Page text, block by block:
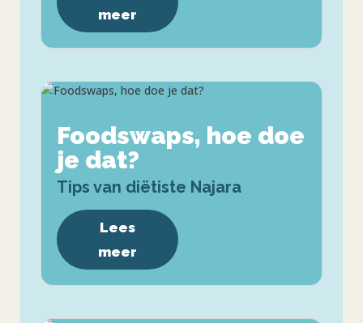
meer
Foodswaps, hoe doe
je dat?
Tips van diëtiste Najara
Lees
meer